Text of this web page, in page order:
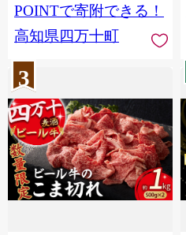
POINTで寄附できる！
高知県四万十町
3